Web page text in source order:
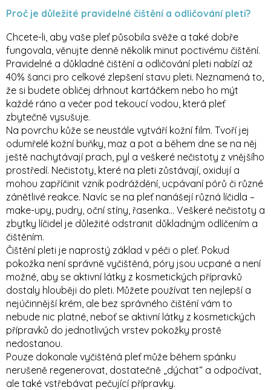
Proč je důležité pravidelné čištění a odličování pleti?
Chcete-li, aby vaše pleť působila svěže a také dobře
fungovala, věnujte denně několik minut poctivému čištění.
Pravidelné a důkladné čištění a odličování pleti nabízí až
40% šanci pro celkové zlepšení stavu pleti. Neznamená to,
že si budete obličej drhnout kartáčkem nebo ho mýt
každé ráno a večer pod tekoucí vodou, která pleť
zbytečně vysušuje.
Na povrchu kůže se neustále vytváří kožní film. Tvoří jej
odumřelé kožní buňky, maz a pot a během dne se na něj
ještě nachytávají prach, pyl a veškeré nečistoty z vnějšího
prostředí. Nečistoty, které na pleti zůstávají, oxidují a
mohou zapříčinit vznik podráždění, ucpávaní pórů či různé
zánětlivé reakce. Navíc se na pleť nanášejí různá líčidla –
make-upy, pudry, oční stíny, řasenka… Veškeré nečistoty a
zbytky líčidel je důležité odstranit důkladným odlíčením a
čištěním.
Čištění pleti je naprostý základ v péči o pleť. Pokud
pokožka není správně vyčištěná, póry jsou ucpané a není
možné, aby se aktivní látky z kosmetických přípravků
dostaly hlouběji do pleti. Můžete používat ten nejlepší a
nejúčinnější krém, ale bez správného čištění vám to
nebude nic platné, neboť se aktivní látky z kosmetických
přípravků do jednotlivých vrstev pokožky prostě
nedostanou.
Pouze dokonale vyčištěná pleť může během spánku
nerušeně regenerovat, dostatečně „dýchat“ a odpočívat,
ale také vstřebávat pečující přípravky.